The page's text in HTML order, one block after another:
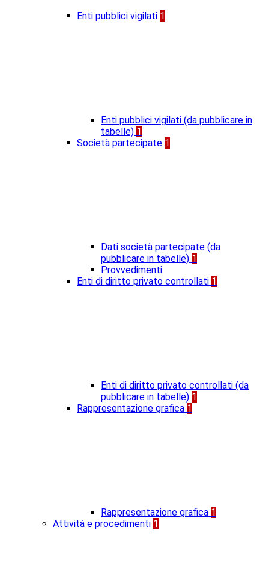
Enti pubblici vigilati 1
Enti pubblici vigilati (da pubblicare in
tabelle) 1
Società partecipate 1
Dati società partecipate (da
pubblicare in tabelle) 1
Provvedimenti
Enti di diritto privato controllati 1
Enti di diritto privato controllati (da
pubblicare in tabelle) 1
Rappresentazione grafica 1
Rappresentazione grafica 1
Attività e procedimenti 1